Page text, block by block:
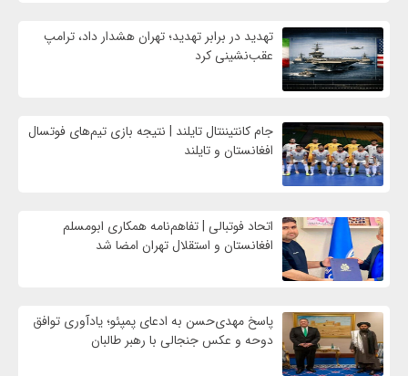
تهدید در برابر تهدید؛ تهران هشدار داد، ترامپ
عقب‌نشینی کرد
جام کانتیننتال تایلند | نتیجه بازی تیم‌های فوتسال
افغانستان و تایلند
اتحاد فوتبالی | تفاهم‌نامه همکاری ابومسلم
افغانستان و استقلال تهران امضا شد
پاسخ مهدی‌حسن به ادعای پمپئو؛ یادآوری توافق
دوحه و عکس جنجالی با رهبر طالبان